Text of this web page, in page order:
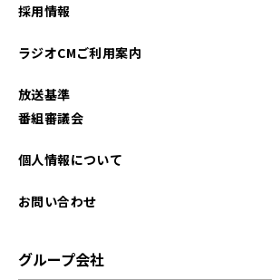
採用情報
ラジオCMご利用案内
放送基準
番組審議会
個人情報について
お問い合わせ
グループ会社